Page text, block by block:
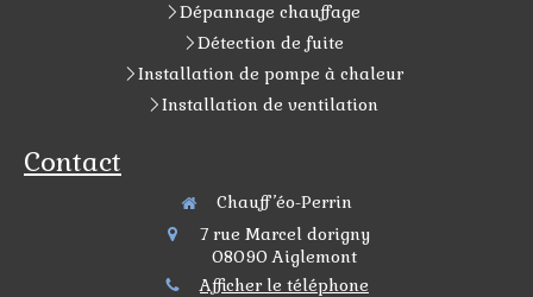
Dépannage chauffage
Détection de fuite
Installation de pompe à chaleur
Installation de ventilation
Contact
Chauff’éo-Perrin
7 rue Marcel dorigny
08090 Aiglemont
Afficher le téléphone